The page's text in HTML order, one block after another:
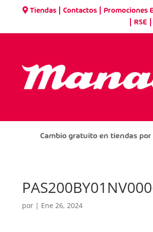
Tiendas |Contactos Promociones
RSE
Cambio gratuito en tiendas por
por | Ene 26, 2024